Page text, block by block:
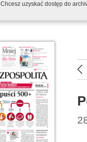
Chcesz uzyskać dostęp do